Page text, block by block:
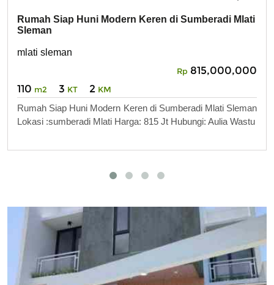
Rumah Siap Huni Modern Keren di Sumberadi Mlati
Sleman
mlati sleman
Rp 815,000,000
110 m2 3 KT 2 KM
Rumah Siap Huni Modern Keren di Sumberadi Mlati Sleman
Lokasi :sumberadi Mlati Harga: 815 Jt Hubungi: Aulia Wastu